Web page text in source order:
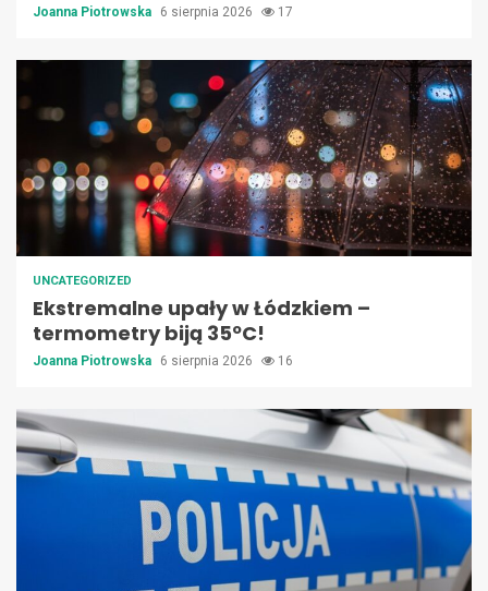
Joanna Piotrowska 6 sierpnia 2026 17
UNCATEGORIZED
Ekstremalne upały w Łódzkiem –
termometry biją 35ºC!
Joanna Piotrowska 6 sierpnia 2026 16